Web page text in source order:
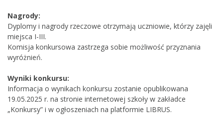
Nagrody:
Dyplomy i nagrody rzeczowe otrzymają uczniowie, którzy zajęli
miejsca I-III.
Komisja konkursowa zastrzega sobie możliwość przyznania
wyróżnień.
Wyniki konkursu:
Informacja o wynikach konkursu zostanie opublikowana
19.05.2025 r. na stronie internetowej szkoły w zakładce
„Konkursy” i w ogłoszeniach na platformie LIBRUS.